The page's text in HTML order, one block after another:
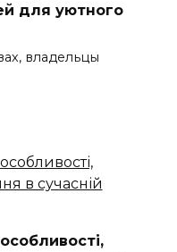
для уютного
владельцы